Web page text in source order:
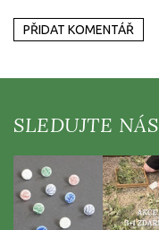
PŘIDAT KOMENTÁŘ